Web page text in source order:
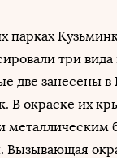
парках
три
две занесены
В окраске их
Вызывающая